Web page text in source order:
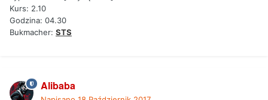
Kurs: 2.10
Godzina: 04.30
Bukmacher: STS
Alibaba